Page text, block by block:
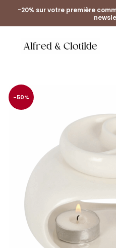
-20% sur votre première
-50%